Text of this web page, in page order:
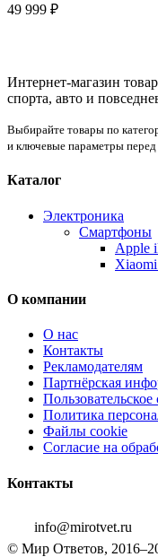
49 999 ₽
Интернет-магазин
спорта, авто и
Выбирайте товары по
и ключевые параметры перед
Каталог
Электроника
Смартфоны
Apple
О компании
О нас
Контакты
Рекламодателям
Партнёрская
Политика
Файлы cookie
Согласие на
Контакты
info@mirotvet.ru
© Мир Ответов,